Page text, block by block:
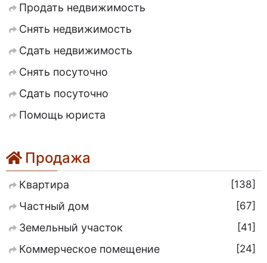
Продать недвижимость
Снять недвижимость
Сдать недвижимость
Снять посуточно
Сдать посуточно
Помощь юриста
Продажа
Квартира
138
Частный дом
67
Земельный участок
41
Коммерческое помещение
24